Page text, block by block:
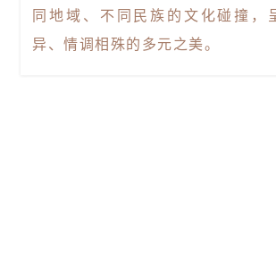
同地域、不同民族的文化碰撞，
异、情调相殊的多元之美。